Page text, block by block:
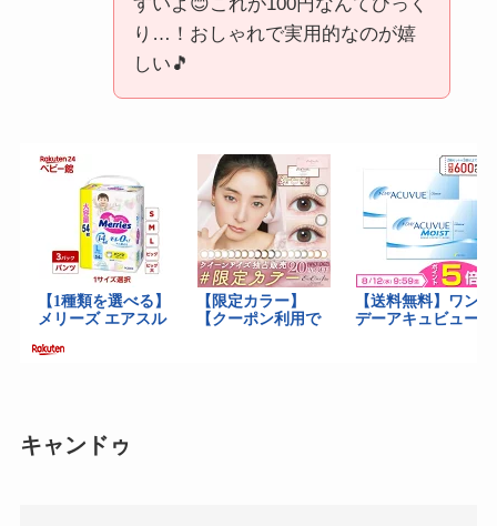
すいよ😊これが100円なんてびっく
り…！おしゃれで実用的なのが嬉
しい🎵
キャンドゥ